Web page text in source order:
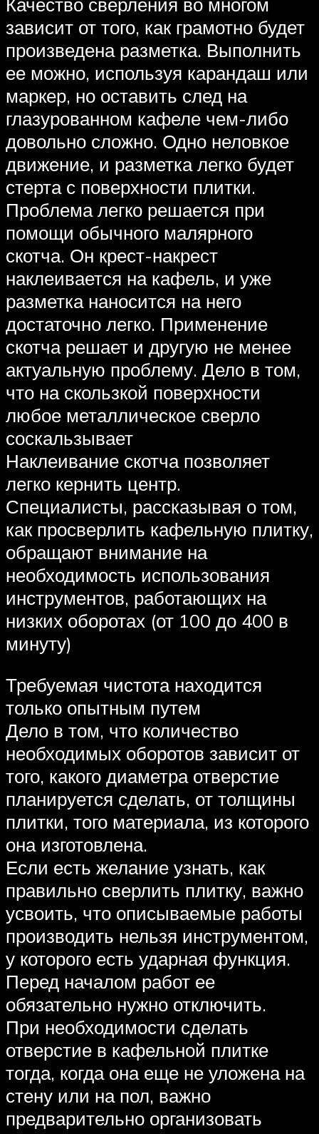
зависит от того, как грамотно будет
произведена разметка. Выполнить
ее можно, используя карандаш или
маркер, но оставить след на
глазурованном кафеле чем-либо
довольно сложно. Одно неловкое
движение, и разметка легко будет
стерта с поверхности плитки.
Проблема легко решается при
помощи обычного малярного
скотча. Он крест-накрест
наклеивается на кафель, и уже
разметка наносится на него
достаточно легко. Применение
скотча решает и другую не менее
актуальную проблему. Дело в том,
что на скользкой поверхности
любое металлическое сверло
соскальзывает
Наклеивание скотча позволяет
легко кернить центр.
Специалисты, рассказывая о том,
как просверлить кафельную плитку,
обращают внимание на
необходимость использования
инструментов, работающих на
низких оборотах (от 100 до 400 в
минуту)
Требуемая чистота находится
только опытным путем
Дело в том, что количество
необходимых оборотов зависит от
того, какого диаметра отверстие
планируется сделать, от толщины
плитки, того материала, из которого
она изготовлена.
Если есть желание узнать, как
правильно сверлить плитку, важно
усвоить, что описываемые работы
производить нельзя инструментом,
у которого есть ударная функция.
Перед началом работ ее
обязательно нужно отключить.
При необходимости сделать
отверстие в кафельной плитке
тогда, когда она еще не уложена на
стену или на пол, важно
предварительно организовать